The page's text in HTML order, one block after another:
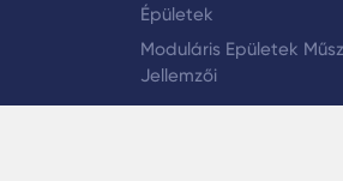
Épületek
Moduláris Epületek
Jellemzői